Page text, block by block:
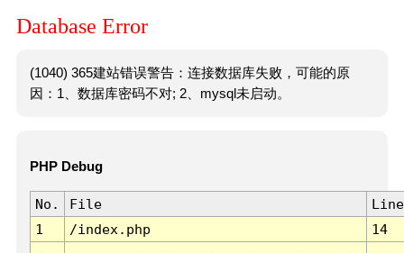
Database Error
(1040) 365建站错误警告：连接数据库失败，可能的原
因：1、数据库密码不对; 2、mysql未启动。
PHP Debug
No. File
Line
1
/index.php 14